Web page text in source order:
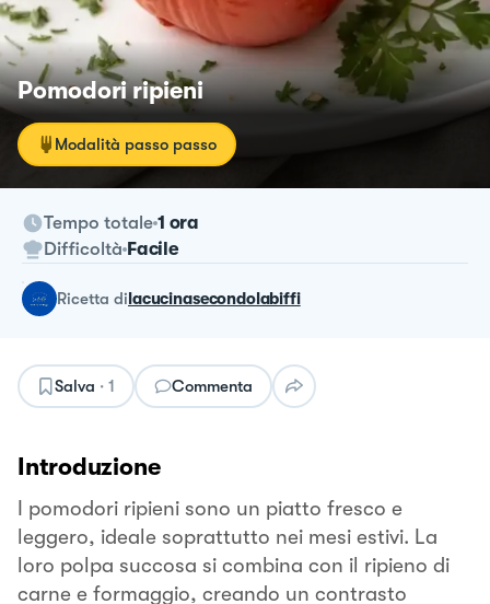
Pomodori ripieni
Modalità passo passo
Tempo totale 1 ora
Difficoltà Facile
ricetta dilacucinasecondolabiffi
Salva · 1 Commenta
Introduzione
I pomodori ripieni sono un piatto fresco e
leggero, ideale soprattutto nei mesi estivi. La
loro polpa succosa si combina con il ripieno di
carne e formaggio, creando un contrasto